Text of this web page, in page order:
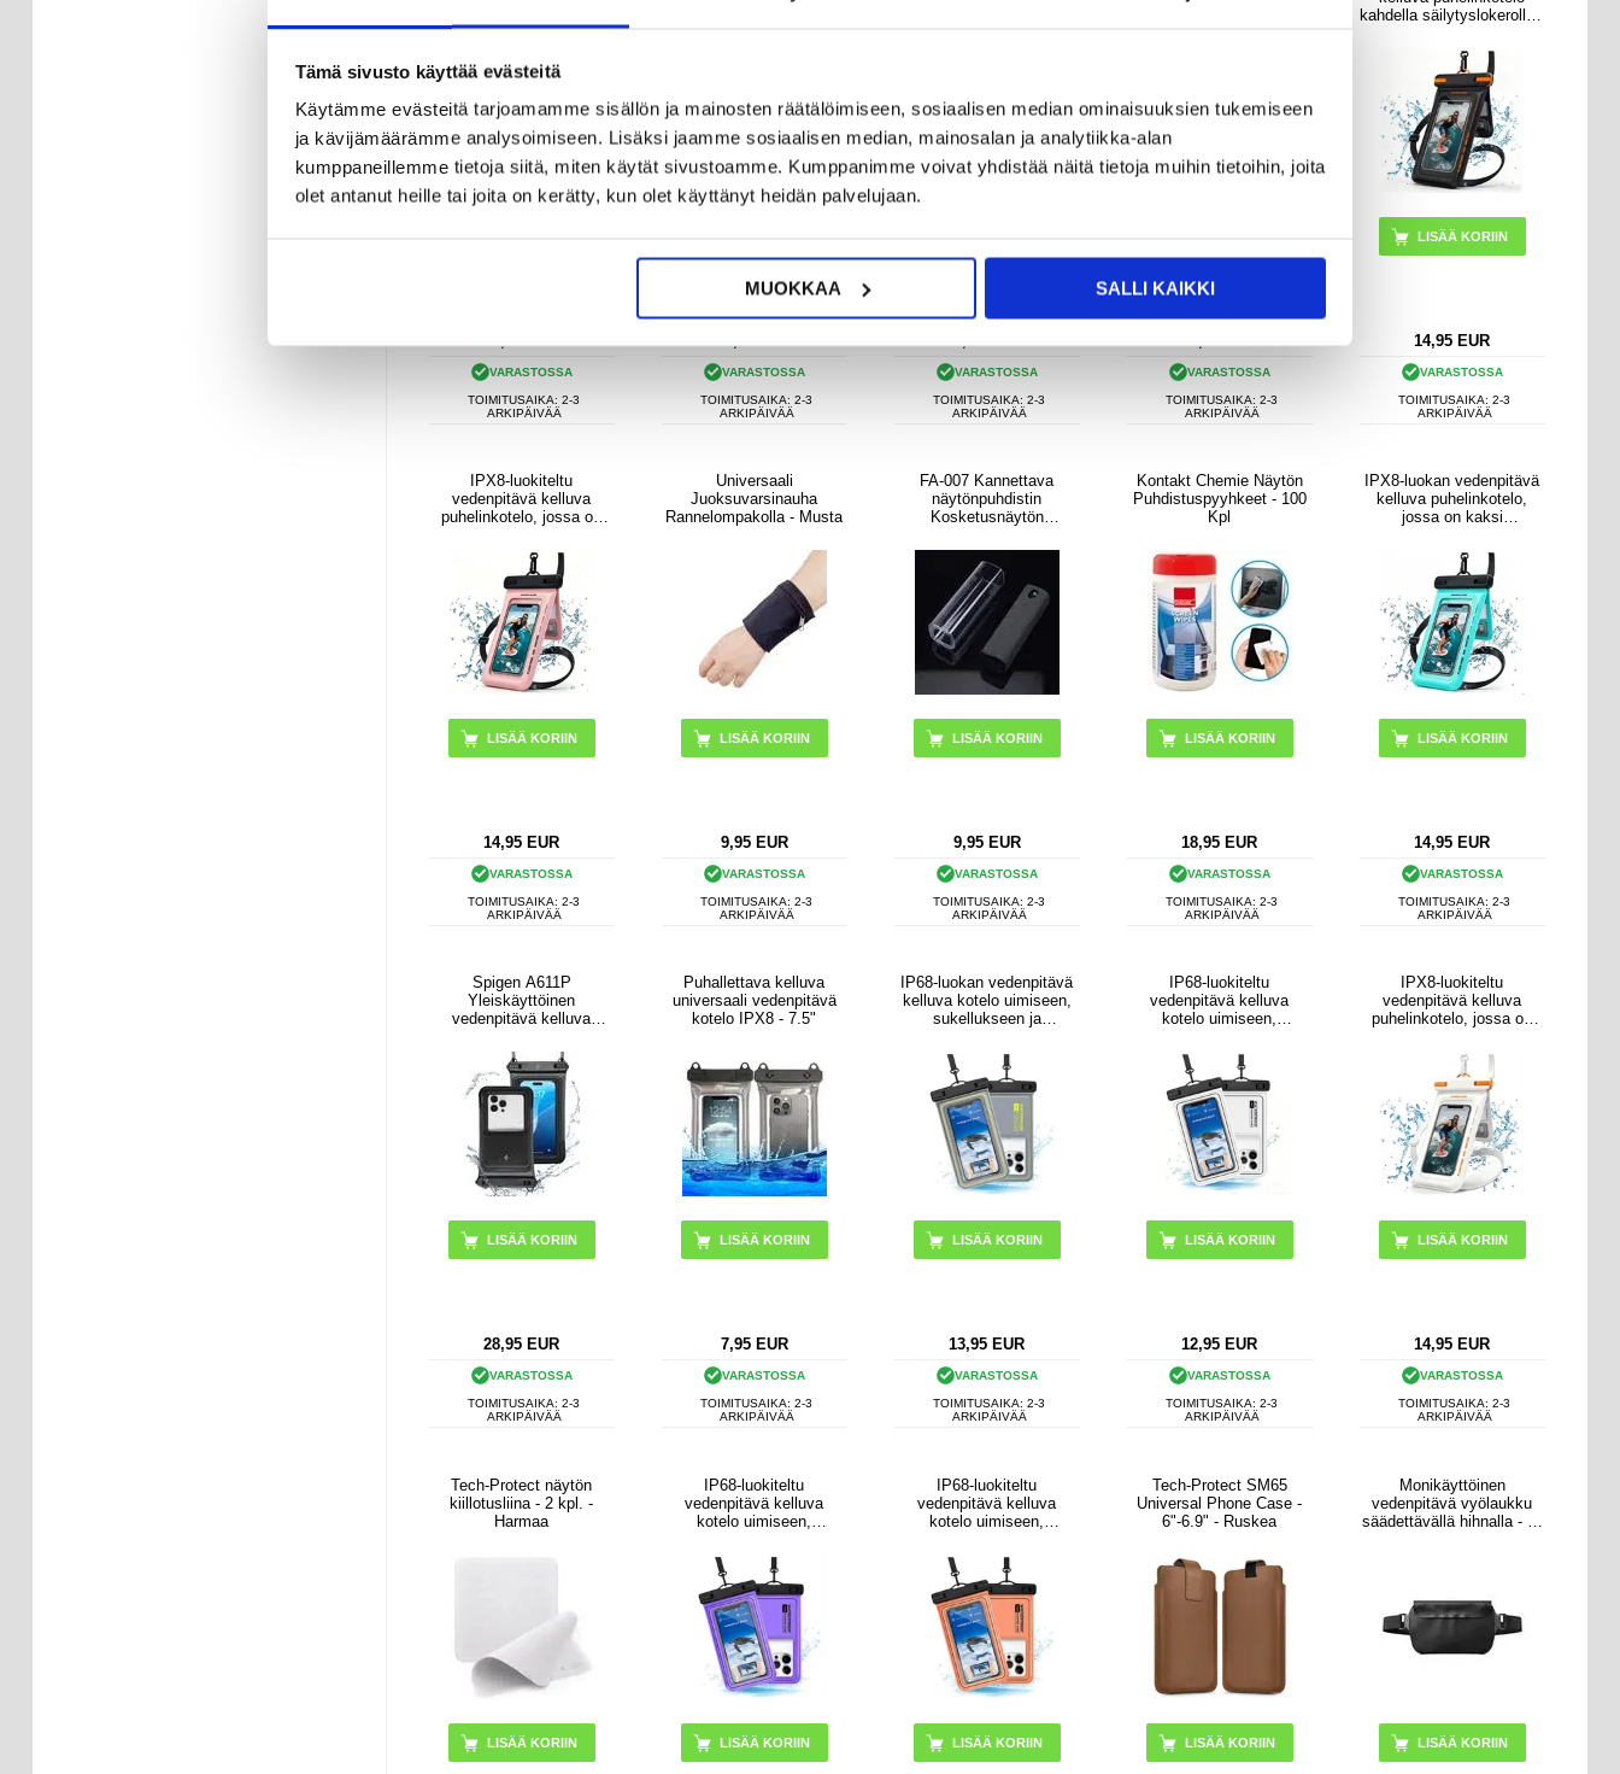
Tämä sivusto käyttää evästeitä
Käytämme evästeitä tarjoamamme sisällön ja mainosten räätälöimiseen, sosiaalisen median ominaisuuksien tukemiseen
ja kävijämäärämme analysoimiseen. Lisäksi jaamme sosiaalisen median, mainosalan ja analytiikka-alan
kumppaneillemme tietoja siitä, miten käytät sivustoamme. Kumppanimme voivat yhdistää näitä tietoja muihin tietoihin, joita
olet antanut heille tai joita on kerätty, kun olet käyttänyt heidän palvelujaan.
MUOKKAA SALLI KAIKKI
VARASTOSSA
TOIMITUSAIKA: 2-3
ARKIPÄIVÄÄ
VARASTOSSA
TOIMITUSAIKA: 2-3
ARKIPÄIVÄÄ
VARASTOSSA
TOIMITUSAIKA: 2-3
ARKIPÄIVÄÄ
VARASTOSSA
TOIMITUSAIKA: 2-3
ARKIPÄIVÄÄ
kahdella säilytyslokerolla -
14,95 EUR
VARASTOSSA
TOIMITUSAIKA: 2-3
ARKIPÄIVÄÄ
IPX8-luokiteltu
vedenpitävä kelluva
puhelinkotelo, jossa on
7.5" - vaaleanpunainen
14,95 EUR
VARASTOSSA
TOIMITUSAIKA: 2-3
ARKIPÄIVÄÄ
Universaali
Juoksuvarsinauha
Rannelompakolla - Musta
9,95 EUR
VARASTOSSA
TOIMITUSAIKA: 2-3
ARKIPÄIVÄÄ
FA-007 Kannettava
näytönpuhdistin
Kosketusnäytön
Puhdistustyökalu
matkapuhelimelle,
tabletille, kannettavalle
tietokoneelle (ilman
nestettä)
LISÄÄ KORIIN
9,95 EUR
VARASTOSSA
TOIMITUSAIKA: 2-3
ARKIPÄIVÄÄ
Kontakt Chemie Näytön
Puhdistuspyyhkeet - 100
Kpl
18,95 EUR
VARASTOSSA
TOIMITUSAIKA: 2-3
ARKIPÄIVÄÄ
IPX8-luokan vedenpitävä
kelluva puhelinkotelo,
jossa on kaksi
syaani
14,95 EUR
VARASTOSSA
TOIMITUSAIKA: 2-3
ARKIPÄIVÄÄ
Spigen A611P
Yleiskäyttöinen
vedenpitävä kelluva
- Matta musta
28,95 EUR
VARASTOSSA
TOIMITUSAIKA: 2-3
ARKIPÄIVÄÄ
Puhallettava kelluva
universaali vedenpitävä
kotelo IPX8 - 7.5"
LISÄÄ KORIIN
7,95 EUR
VARASTOSSA
TOIMITUSAIKA: 2-3
ARKIPÄIVÄÄ
IP68-luokan vedenpitävä
kelluva kotelo uimiseen,
sukellukseen ja
13,95 EUR
VARASTOSSA
TOIMITUSAIKA: 2-3
ARKIPÄIVÄÄ
IP68-luokiteltu
vedenpitävä kelluva
kotelo uimiseen,
surffaukseen - valkoinen
12,95 EUR
VARASTOSSA
TOIMITUSAIKA: 2-3
ARKIPÄIVÄÄ
IPX8-luokiteltu
vedenpitävä kelluva
puhelinkotelo, jossa on
7.5" - valkoinen
14,95 EUR
VARASTOSSA
TOIMITUSAIKA: 2-3
ARKIPÄIVÄÄ
Tech-Protect näytön
kiillotusliina - 2 kpl. -
Harmaa
IP68-luokiteltu
vedenpitävä kelluva
kotelo uimiseen,
surffaukseen - violetti
IP68-luokiteltu
vedenpitävä kelluva
kotelo uimiseen,
surffaukseen - oranssi
Tech-Protect SM65
Universal Phone Case -
6"-6.9" - Ruskea
Monikäyttöinen
vedenpitävä vyölaukku
säädettävällä hihnalla - 7"